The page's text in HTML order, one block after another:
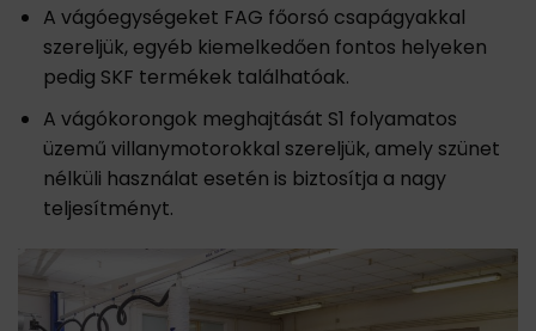
A vágóegységeket FAG főorsó csapágyakkal
szereljük, egyéb kiemelkedően fontos helyeken
pedig SKF termékek találhatóak.
A vágókorongok meghajtását S1 folyamatos
üzemű villanymotorokkal szereljük, amely szünet
nélküli használat esetén is biztosítja a nagy
teljesítményt.